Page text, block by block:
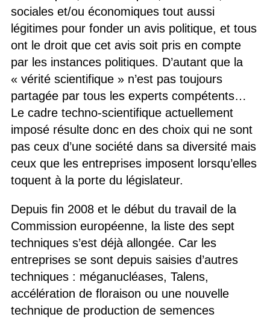
sociales et/ou économiques tout aussi
légitimes pour fonder un avis politique, et tous
ont le droit que cet avis soit pris en compte
par les instances politiques. D’autant que la
« vérité scientifique » n’est pas toujours
partagée par tous les experts compétents…
Le cadre techno-scientifique actuellement
imposé résulte donc en des choix qui ne sont
pas ceux d’une société dans sa diversité mais
ceux que les entreprises imposent lorsqu’elles
toquent à la porte du législateur.
Depuis fin 2008 et le début du travail de la
Commission européenne, la liste des sept
techniques s’est déjà allongée. Car les
entreprises se sont depuis saisies d’autres
techniques : méganucléases, Talens,
accélération de floraison ou une nouvelle
technique de production de semences